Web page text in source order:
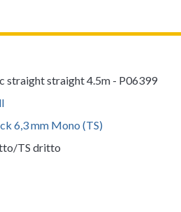
straight straight 4.5m - P06399
6,3 mm Mono (TS)
TS dritto